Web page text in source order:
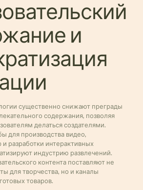
и
существенно снижают преграды
содержания, позволяя
делаться создателями.
для производства видео,
разработки интерактивных
индустрию развлечений.
контента поставляют не
для творчества, но и каналы
товаров.